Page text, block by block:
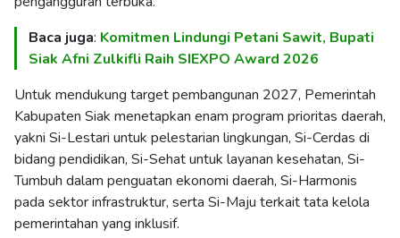
Baca juga: Komitmen Lindungi Petani Sawit, Bupati
Siak Afni Zulkifli Raih SIEXPO Award 2026
Untuk mendukung target pembangunan 2027, Pemerintah
Kabupaten Siak menetapkan enam program prioritas daerah,
yakni Si-Lestari untuk pelestarian lingkungan, Si-Cerdas di
bidang pendidikan, Si-Sehat untuk layanan kesehatan, Si-
Tumbuh dalam penguatan ekonomi daerah, Si-Harmonis
pada sektor infrastruktur, serta Si-Maju terkait tata kelola
pemerintahan yang inklusif.